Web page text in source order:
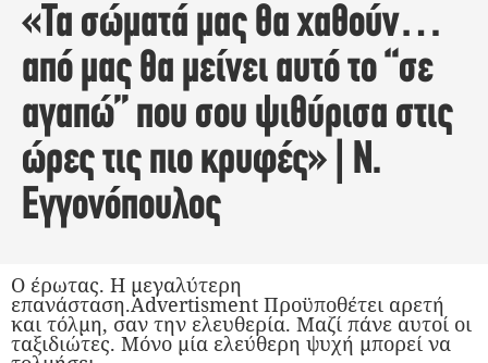
«Τα σώματά μας θα χαθούν…
από μας θα μείνει αυτό το “σε
αγαπώ” που σου ψιθύρισα στις
ώρες τις πιο κρυφές» | Ν.
Εγγονόπουλος
Ο έρωτας. Η μεγαλύτερη
επανάσταση.Advertisment Προϋποθέτει αρετή
και τόλμη, σαν την ελευθερία. Μαζί πάνε αυτοί οι
ταξιδιώτες. Μόνο μία ελεύθερη ψυχή μπορεί να